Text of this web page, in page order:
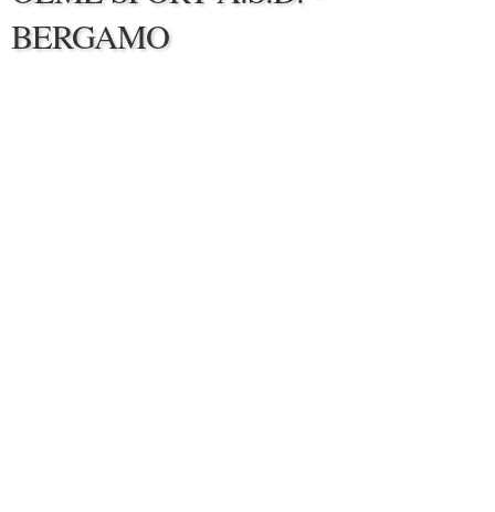
BERGAMO